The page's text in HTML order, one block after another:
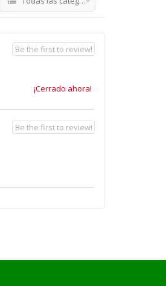
¡Cerrado ahora!
Be the first to review!
Be the first to review!